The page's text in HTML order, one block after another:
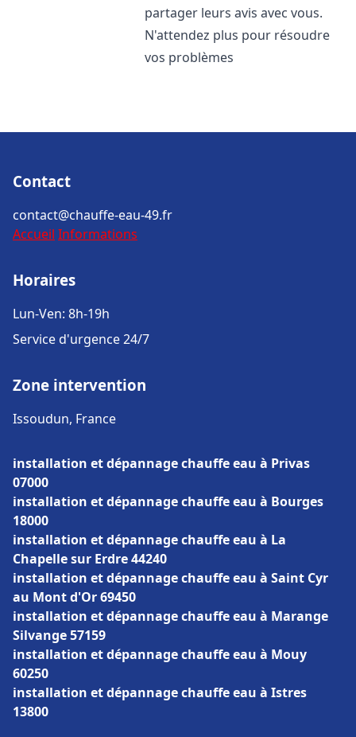
partager leurs avis avec vous.
N'attendez plus pour résoudre
vos problèmes
Contact
contact@chauffe-eau-49.fr
Accueil Informations
Horaires
Lun-Ven: 8h-19h
Service d'urgence 24/7
Zone intervention
Issoudun, France
installation et dépannage chauffe eau à Privas
07000
installation et dépannage chauffe eau à Bourges
18000
installation et dépannage chauffe eau à La
Chapelle sur Erdre 44240
installation et dépannage chauffe eau à Saint Cyr
au Mont d'Or 69450
installation et dépannage chauffe eau à Marange
Silvange 57159
installation et dépannage chauffe eau à Mouy
60250
installation et dépannage chauffe eau à Istres
13800